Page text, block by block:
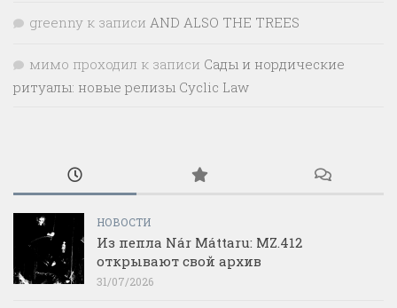
greenny к записи AND ALSO THE TREES
мимо проходил к записи Сады и нордические
ритуалы: новые релизы Cyclic Law
НОВОСТИ
Из пепла Nár Máttaru: MZ.412
открывают свой архив
31/07/2026